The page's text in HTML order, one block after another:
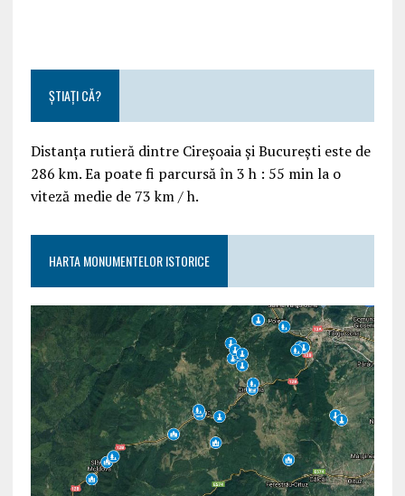
ȘTIAȚI CĂ?
Distanța rutieră dintre Cireșoaia și București este de
286 km. Ea poate fi parcursă în 3 h : 55 min la o
viteză medie de 73 km / h.
HARTA MONUMENTELOR ISTORICE